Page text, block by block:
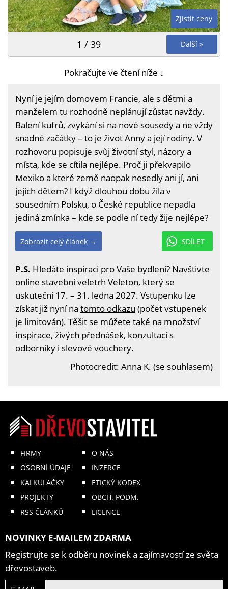
Zjistit ceny
Další »
1 / 39
Pokračujte ve čtení níže ↓
Nyní je jejím domovem Francie, ale s dětmi a
manželem tu rozhodně neplánují zůstat navždy.
Balení kufrů, zvykání si na nové sousedy a ne vždy
snadné začátky – to je život Anny a její rodiny. V
rozhovoru popisuje svůj životní styl, názory a
místa, kde se cítila nejlépe. Proč ji překvapilo
Mexiko a které země naopak nesedly ani jí, ani
jejich dětem? I když dlouhou dobu žila v
sousedním Polsku, o České republice nepadla
jediná zmínka – kde se podle ní tedy žije nejlépe?
SDÍLET
Zobrazit celý článek →
P.S. Hledáte inspiraci pro Vaše bydlení? Navštivte
online stavební veletrh Veleton, který se
uskuteční 17. – 31. ledna 2027. Vstupenku lze
získat již nyní na tomto odkazu (počet vstupenek
je limitován). Těšit se můžete také na množství
inspirace, živých přednášek, konzultací s
odborníky i slevové vouchery.
Photocredit: Anna K. (se souhlasem)
FIRMY
OSOBNÍ ÚDAJE
KALKULAČKY
PROJEKTY
RSS ČLÁNKŮ
O NÁS
INZERCE
ETICKÝ KODEX
OBCH. PODM.
LICENCE
NOVINKY E-MAILEM ZDARMA
Registrujte se k odběru novinek a zajímavostí ze světa
dřevostaveb.